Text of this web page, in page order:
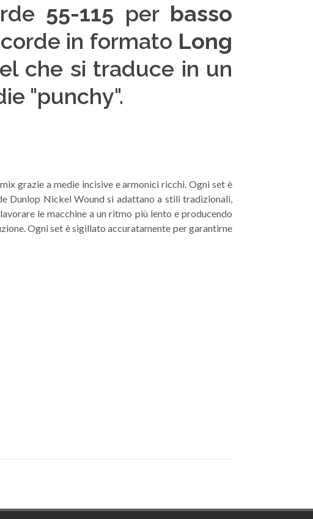
55-115 per basso
in formato Long
che si traduce in un
"punchy".
grazie a medie incisive e armonici ricchi. Ogni set è
Dunlop Nickel Wound si adattano a stili tradizionali,
le macchine a un ritmo più lento e producendo
Ogni set è sigillato accuratamente per garantirne